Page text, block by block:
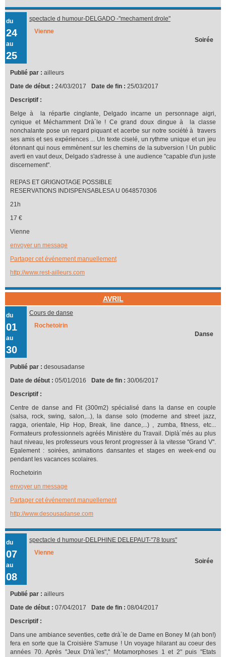
du
24
au
25
spectacle d humour-DELGADO -"mechament drole"
Vienne
Soirée
Publié par : ailleurs
Date de début : 24/03/2017 Date de fin : 25/03/2017
Descriptif :
Belge à la répartie cinglante, Delgado incarne un personnage aigri,
cynique et Méchamment Drà´le ! Ce grand doux dingue à la classe
nonchalante pose un regard piquant et acerbe sur notre société à travers
ses amis et ses expériences ... Un texte ciselé, un rythme unique et un jeu
étonnant qui nous emmènent sur les chemins de la subversion ! Un public
averti en vaut deux, Delgado s'adresse à une audience "capable d'un juste
discernement".
REPAS ET GRIGNOTAGE POSSIBLE
RESERVATIONS INDISPENSABLESA U 0648570306
21h
17 €
Vienne
envoyer un message
Partager cet événement manuellement
http://www.rest-ailleurs.com
AVRIL
du
01
au
30
Cours de danse
Rochetoirin
Danse
Publié par : desousadanse
Date de début : 05/01/2016 Date de fin : 30/06/2017
Descriptif :
Centre de danse and Fit (300m2) spécialisé dans la danse en couple
(salsa, rock, swing, salon,...), la danse solo (moderne and street jazz,
ragga, orientale, Hip Hop, Break, line dance,...) , zumba, fitness, etc...
Formateurs professionnels agréés Ministère du Travail. Diplà´més au plus
haut niveau, les professeurs vous feront progresser à la vitesse ''Grand V''.
Egalement : soirées, animations dansantes et stages en week-end ou
pendant les vacances scolaires.
Rochetoirin
envoyer un message
Partager cet événement manuellement
http://www.desousadanse.com
du
07
au
08
spectacle d humour-DELPHINE DELEPAUT-"78 tours"
Vienne
Soirée
Publié par : ailleurs
Date de début : 07/04/2017 Date de fin : 08/04/2017
Descriptif :
Dans une ambiance seventies, cette drà´le de Dame en Boney M (ah bon!)
fera en sorte que la Croisière S'amuse ! Un voyage hilarant au coeur des
années 70. Après "Jeux D'rà´les"," Motamorphoses 1 et 2" puis "Etats